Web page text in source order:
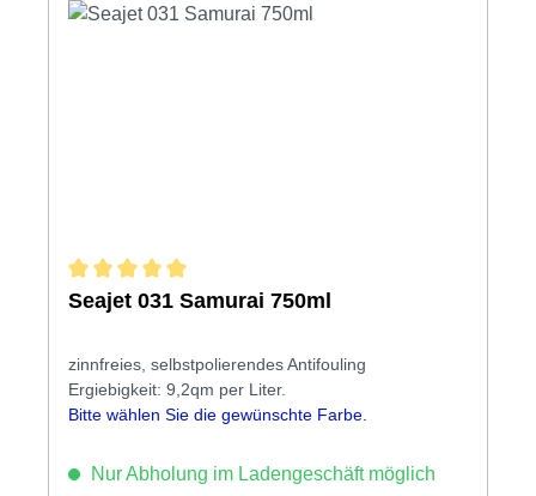
Durchschnittliche Bewertung von 5 von 5 Sternen
Seajet 031 Samurai 750ml
zinnfreies, selbstpolierendes Antifouling
Ergiebigkeit: 9,2qm per Liter.
Bitte wählen Sie die gewünschte Farbe.
Nur Abholung im Ladengeschäft möglich